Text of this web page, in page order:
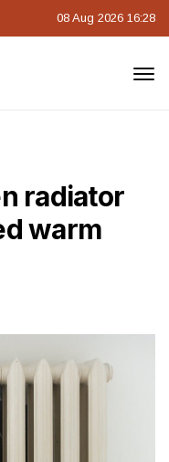
08 Aug 2026 16:28
radiator
warm